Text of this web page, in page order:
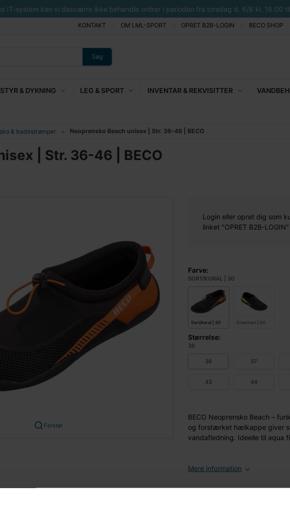
IT-system kan vi desværre ikke behandle ordrer i perioden fra torsdag d. 6/8 kl. 16.00
KONTAKT OM LML-SPORT OPRET B2B-LOGIN BECO SHOP
Søg
& DYKNING LEG & SPORT INVENTAR & REKVISITTER
& badestrømper Neoprensko Beach unisex | Str. 36-46 | BECO
| Str. 36-46 | BECO
Forstør
Login eller opret dig som
linket "OPRET B2B-
Farve:
SORT/KORAL | 30
Sort/koral | 30 Grøn/sort | 80
Størrelse:
36
36 37
43 44
BECO Neoprensko Beach –
og forstærket hælkappe giver
vandafledning. Ideelle til aqua
Mere information